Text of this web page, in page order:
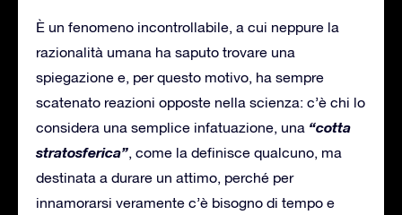
È un fenomeno incontrollabile, a cui neppure la
razionalità umana ha saputo trovare una
spiegazione e, per questo motivo, ha sempre
scatenato reazioni opposte nella scienza: c’è chi lo
considera una semplice infatuazione, una “cotta
stratosferica”, come la definisce qualcuno, ma
destinata a durare un attimo, perché per
innamorarsi veramente c’è bisogno di tempo e